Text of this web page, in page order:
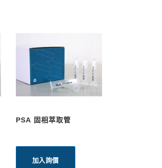
PSA 固相萃取管
加入詢價